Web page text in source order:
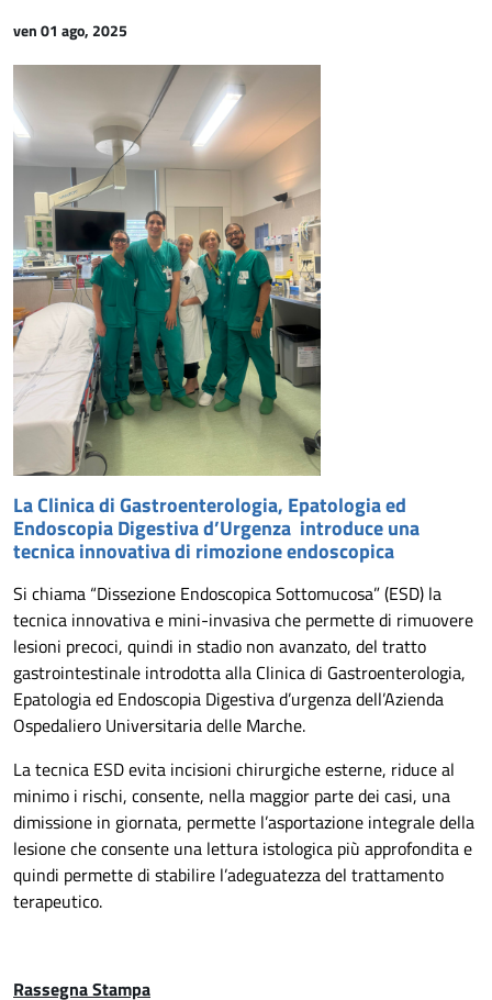
ven 01 ago, 2025
La Clinica di Gastroenterologia, Epatologia ed
Endoscopia Digestiva d’Urgenza introduce una
tecnica innovativa di rimozione endoscopica
Si chiama “Dissezione Endoscopica Sottomucosa” (ESD) la
tecnica innovativa e mini-invasiva che permette di rimuovere
lesioni precoci, quindi in stadio non avanzato, del tratto
gastrointestinale introdotta alla Clinica di Gastroenterologia,
Epatologia ed Endoscopia Digestiva d’urgenza dell’Azienda
Ospedaliero Universitaria delle Marche.
La tecnica ESD evita incisioni chirurgiche esterne, riduce al
minimo i rischi, consente, nella maggior parte dei casi, una
dimissione in giornata, permette l’asportazione integrale della
lesione che consente una lettura istologica più approfondita e
quindi permette di stabilire l’adeguatezza del trattamento
terapeutico.
Rassegna Stampa